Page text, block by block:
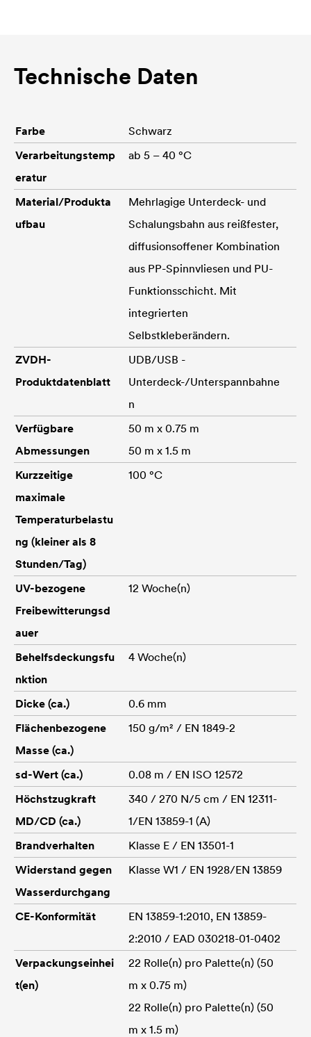
Technische Daten
Farbe
Schwarz
Verarbeitungstemp
eratur
ab 5 – 40 °C
Material/Produkta
ufbau
Mehrlagige Unterdeck- und
Schalungsbahn aus reißfester,
diffusionsoffener Kombination
aus PP-Spinnvliesen und PU-
Funktionsschicht. Mit
integrierten
Selbstkleberändern.
ZVDH-
Produktdatenblatt
UDB/USB -
Unterdeck-/Unterspannbahne
n
Verfügbare
Abmessungen
50 m x 0.75 m
50 m x 1.5 m
Kurzzeitige
maximale
Temperaturbelastu
ng (kleiner als 8
Stunden/Tag)
100 °C
UV-bezogene
Freibewitterungsd
auer
12 Woche(n)
Behelfsdeckungsfu
nktion
4 Woche(n)
Dicke (ca.)
0.6 mm
Flächenbezogene
Masse (ca.)
150 g/m² / EN 1849-2
sd-Wert (ca.)
0.08 m / EN ISO 12572
Höchstzugkraft
MD/CD (ca.)
340 / 270 N/5 cm / EN 12311-
1/EN 13859-1 (A)
Brandverhalten
Klasse E / EN 13501-1
Widerstand gegen
Wasserdurchgang
Klasse W1 / EN 1928/EN 13859
CE-Konformität
EN 13859-1:2010, EN 13859-
2:2010 / EAD 030218-01-0402
Verpackungseinhei
t(en)
22 Rolle(n) pro Palette(n) (50
m x 0.75 m)
22 Rolle(n) pro Palette(n) (50
m x 1.5 m)